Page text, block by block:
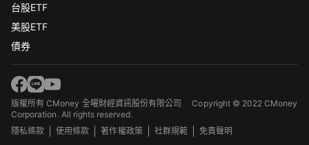
台股ETF
美股ETF
債券
版權所有 CMoney 全曜財經資訊股份有限公司Copyright © 2022 CMoney
Corporation. All rights reserved.
隱私條款
使用條款 著作權政策 社群規範 免責聲明